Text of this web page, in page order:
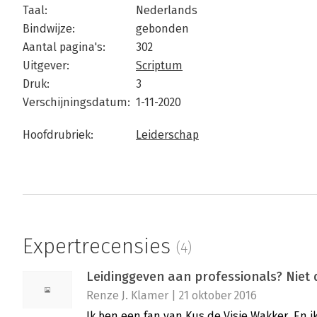
Taal:
Nederlands
Bindwijze:
gebonden
Aantal pagina's:
302
Uitgever:
Scriptum
Druk:
3
Verschijningsdatum: 1-11-2020
Hoofdrubriek: Leiderschap
Expertrecensies (4)
Leidinggeven aan professionals? Niet
Renze J. Klamer | 21 oktober 2016